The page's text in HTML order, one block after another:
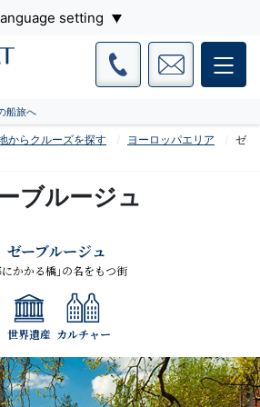
setting
船旅へ
からクルーズを探す ヨーロッパエリア
ゼ
ブルージュ
ゼーブルージュ
にかかる橋｣の名をもつ街
世界遺産 カルチャー